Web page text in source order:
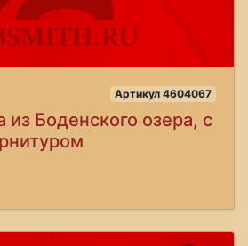
Артикул 4604067
из Боденского озера, с